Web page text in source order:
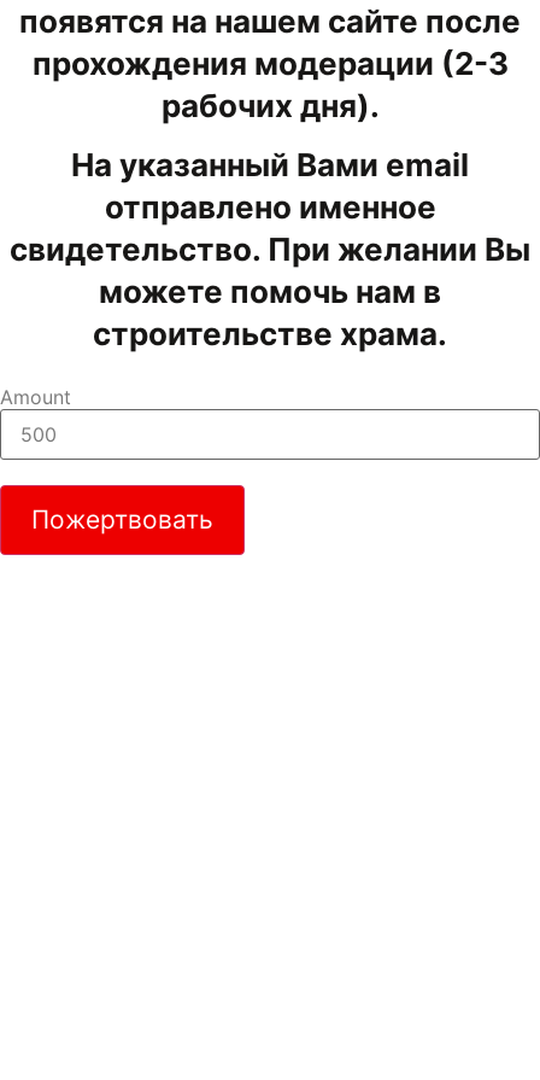
появятся на нашем сайте после
прохождения модерации (2-3
рабочих дня).
На указанный Вами email
отправлено именное
свидетельство. При желании Вы
можете помочь нам в
строительстве храма.
Amount
Пожертвовать